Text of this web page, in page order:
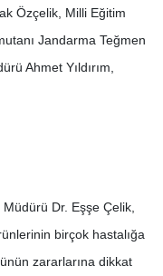
Özçelik, Milli Eğitim
Jandarma Teğmen
Ahmet Yıldırım,
Müdürü Dr. Eşşe Çelik,
birçok hastalığa
zararlarına dikkat